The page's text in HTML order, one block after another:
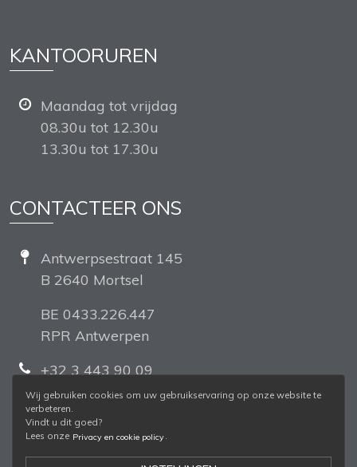
KANTOORUREN
Maandag tot vrijdag
08.30u tot 12.30u
13.30u tot 17.30u
CONTACTEER ONS
Antwerpsestraat 145
B 2640 Mortsel
BE 0433.226.447
RPR Antwerpen
+32 3 443 90 09
Volg ons
Wij gebruiken cookies om uw gebruikservaring op onze website te
verbeteren.
Vindt u dit goed?
Lees onze Privacy en cookie policy.